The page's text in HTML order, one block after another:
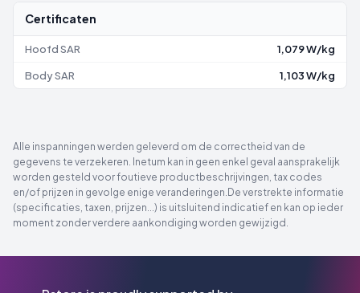
Certificaten
Hoofd SAR 1,079 W/kg
Body SAR 1,103 W/kg
Alle inspanningen werden geleverd om de correctheid van de
gegevens te verzekeren. Inetum kan in geen enkel geval aansprakelijk
worden gesteld voor foutieve productbeschrijvingen, tax codes
en/of prijzen in gevolge enige veranderingen.De verstrekte informatie
(specificaties, taxen, prijzen...) is uitsluitend indicatief en kan op ieder
moment zonder verdere aankondiging worden gewijzigd.